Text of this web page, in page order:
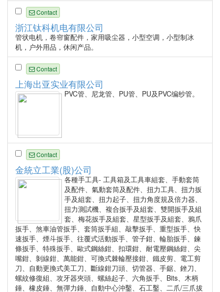
Contact
浙江钛科机电有限公司
管状电机，卷帘窗配件，家用吸尘器，小型空调，小型制冰
机，户外用品，休闲产品。
Contact
上海出亚实业有限公司
PVC管、尼龙管、PU管、PU及PVC编纱管。
Contact
金統立工業(股)公司
各種手工具- 工具箱及工具車組套、手動套筒
及配件、氣動套筒及配件、扭力工具、扭力扳
手及組套、扭力起子、扭力角度規及倍力器、
扭力測試機、複合扳手及組套、雙開扳手及組
套、梅花扳手及組套、星型扳手及組套、鴉爪
扳手、煞車油管扳手、套筒扳手組、敲擊扳手、重型扳手、快
速扳手、煙斗扳手、往覆式活動扳手、管子鉗、輪胎扳手、鍊
條扳手、特殊扳手、歐式鋼絲鉗、扣環鉗、耐電壓鋼絲鉗、尖
嘴鉗、剝線鉗、萬能鉗、可換式棘輪壓接鉗、鐵皮剪、電工剪
刀、自動更換式美工刀、斷線鉗刀頭、切管器、手鋸、銼刀、
螺紋修復組、攻牙器夾頭、螺絲起子、六角扳手、Bits、木柄
錘、橡皮錘、無彈力錘、自動中心沖鑿、石工鑿、二爪/三爪拔